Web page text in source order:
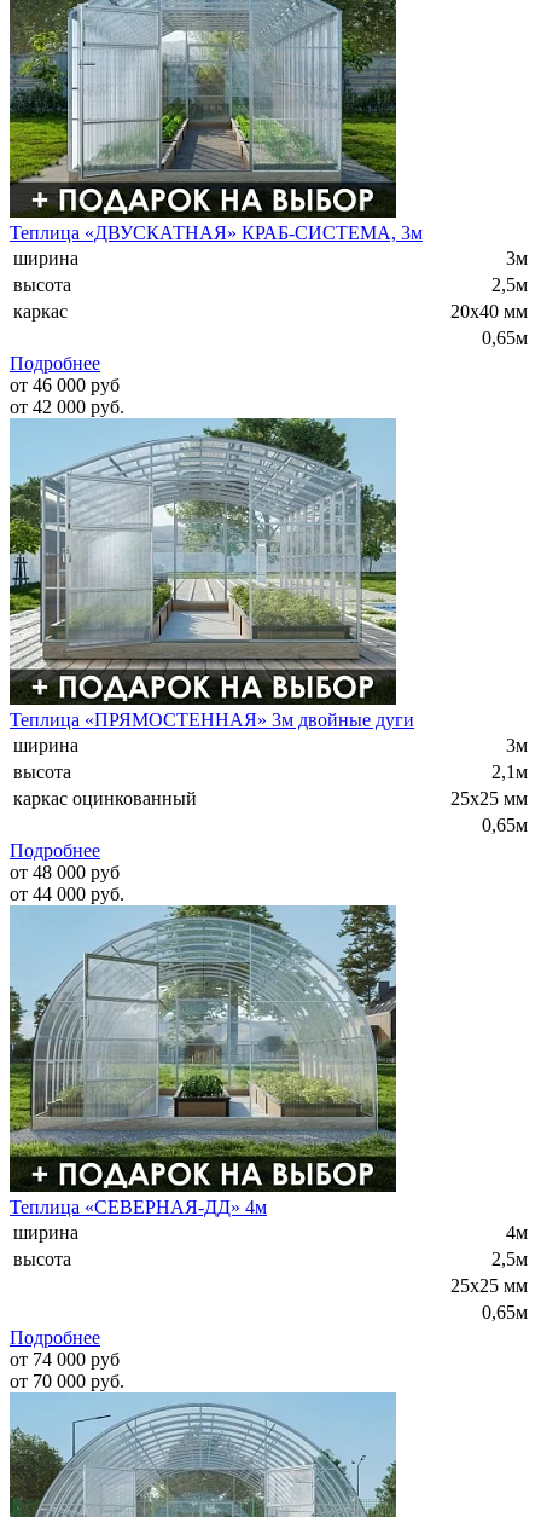
Теплица «ДВУСКАТНАЯ» КРАБ-СИСТЕМА, 3м
ширина
3м
высота
2,5м
каркас
20х40 мм
0,65м
Подробнее
от 46 000 руб
от 42 000 руб.
Теплица «ПРЯМОСТЕННАЯ» 3м двойные дуги
ширина
3м
высота
2,1м
каркас оцинкованный
25х25 мм
0,65м
Подробнее
от 48 000 руб
от 44 000 руб.
Теплица «СЕВЕРНАЯ-ДД» 4м
ширина
4м
высота
2,5м
25х25 мм
0,65м
Подробнее
от 74 000 руб
от 70 000 руб.